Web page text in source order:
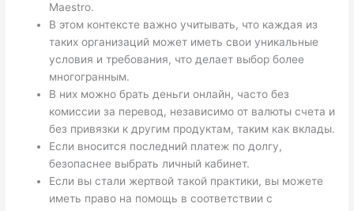
Maestro.
В этом контексте важно учитывать, что каждая из
таких организаций может иметь свои уникальные
условия и требования, что делает выбор более
многогранным.
В них можно брать деньги онлайн, часто без
комиссии за перевод, независимо от валюты счета и
без привязки к другим продуктам, таким как вклады.
Если вносится последний платеж по долгу,
безопаснее выбрать личный кабинет.
Если вы стали жертвой такой практики, вы можете
иметь право на помощь в соответствии с